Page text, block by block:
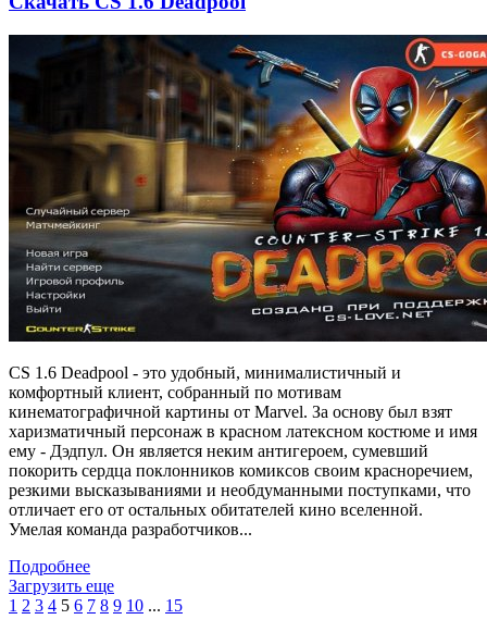
CS 1.6 Deadpool - это удобный, минималистичный и
комфортный клиент, собранный по мотивам
кинематографичной картины от Marvel. За основу был взят
харизматичный персонаж в красном латексном костюме и имя
ему - Дэдпул. Он является неким антигероем, сумевший
покорить сердца поклонников комиксов своим красноречием,
резкими высказываниями и необдуманными поступками, что
отличает его от остальных обитателей кино вселенной.
Умелая команда разработчиков...
Подробнее
Загрузить еще
1 2 3 4 5 6 7 8 9 10 ... 15